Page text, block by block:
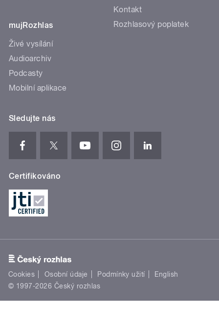
mujRozhlas
Živé vysílání
Audioarchiv
Podcasty
Mobilní aplikace
Kontakt
Rozhlasový poplatek
Sledujte nás
Certifikováno
Cookies Osobní údaje Podmínky užití
English
© 1997-2026 Český rozhlas